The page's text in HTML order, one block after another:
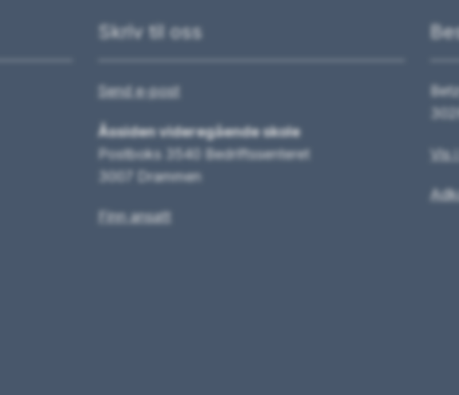
Skriv til oss
Send e-post
Åssiden videregående skole
Postboks 3540 Bedriftssenteret
3007 Drammen
Finn ansatt
Vis